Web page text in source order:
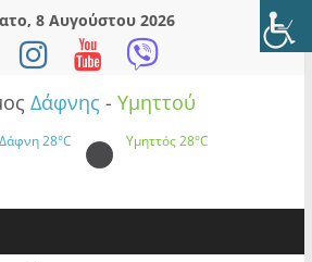
8 Αυγούστου 2026
Δάφνης - Υμηττού
Δάφνη28°C Υμηττός28°C